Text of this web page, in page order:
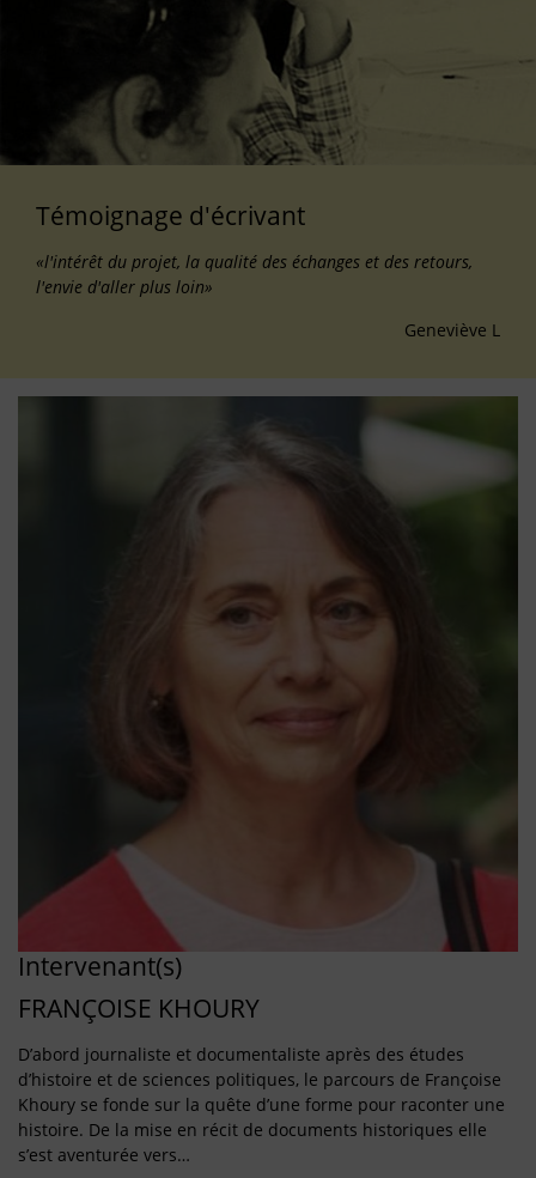
Témoignage d'écrivant
«l'intérêt du projet, la qualité des échanges et des retours,
l'envie d'aller plus loin»
Geneviève L
Intervenant(s)
FRANÇOISE KHOURY
D’abord journaliste et documentaliste après des études
d’histoire et de sciences politiques, le parcours de Françoise
Khoury se fonde sur la quête d’une forme pour raconter une
histoire. De la mise en récit de documents historiques elle
s’est aventurée vers…